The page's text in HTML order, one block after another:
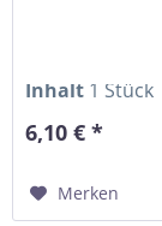
Inhalt 1 Stück
6,10 € *
Merken